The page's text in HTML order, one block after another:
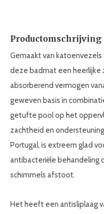
Productomschrijving
Gemaakt van
deze badmat een
absorberend vermogen
geweven basis in
getufte pool op het
zachtheid en
Portugal, is extreem glad
antibacteriële behandeling
schimmels afstoot.
Het heeft een antisliplaag